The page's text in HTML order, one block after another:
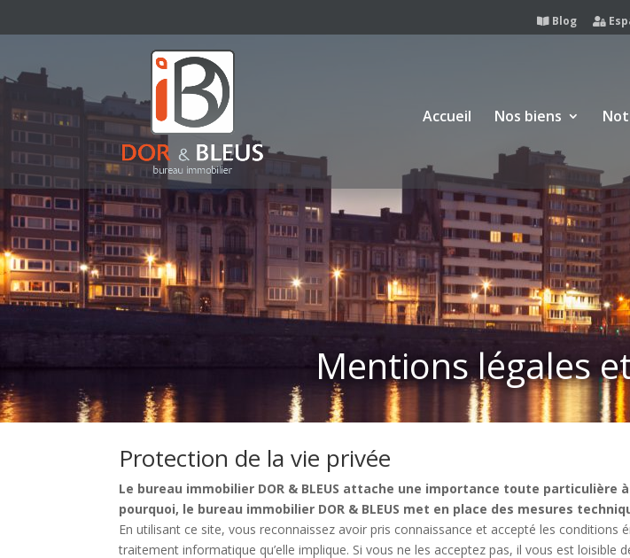
Blog
Accueil Nos biens
Mentions légales
Protection de la vie privée
Le bureau immobilier DOR & BLEUS attache une importance toute
pourquoi, le bureau immobilier DOR & BLEUS met en place des mesures
En utilisant ce site, vous reconnaissez avoir pris connaissance et accepté les
traitement informatique qu’elle implique. Si vous ne les acceptez pas, il vous est